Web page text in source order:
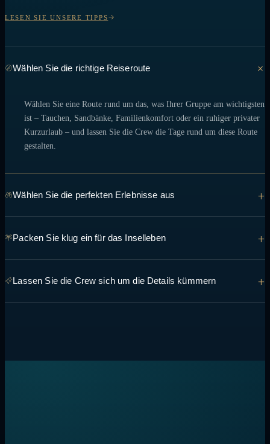
LESEN SIE UNSERE TIPPS
Wählen Sie die richtige Reiseroute +
Wählen Sie eine Route rund um das, was Ihrer Gruppe am wichtigsten
ist – Tauchen, Sandbänke, Familienkomfort oder ein ruhiger privater
Kurzurlaub – und lassen Sie die Crew die Tage rund um diese Route
gestalten.
Wählen Sie die perfekten Erlebnisse aus +
bei Sonnenuntergang: Erzählen Sie dem Team, was Sie sehen und tun
möchten, damit es in die Route integriert werden kann.
Packen Sie klug ein für das Inselleben +
riffsichere Sonnencreme und Badebekleidung – die Crew kann Sie bei
allen spezifischen Fragen zu Ihrer Route beraten.
Lassen Sie die Crew sich um die Details kümmern +